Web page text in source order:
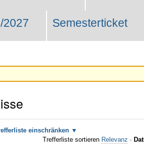
2027 Semesterticket
einschränken
Trefferliste sortieren Relevanz ·